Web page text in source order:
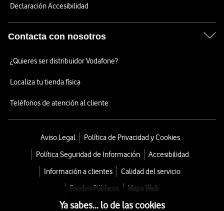
Declaración Accesibilidad
Contacta con nosotros
¿Quieres ser distribuidor Vodafone?
Localiza tu tienda física
Teléfonos de atención al cliente
Aviso Legal
Política de Privacidad y Cookies
Política Seguridad de Información
Accesibilidad
Información a clientes
Calidad del servicio
Fondos Públicos
Mapa Web
Ya sabes... lo de las cookies